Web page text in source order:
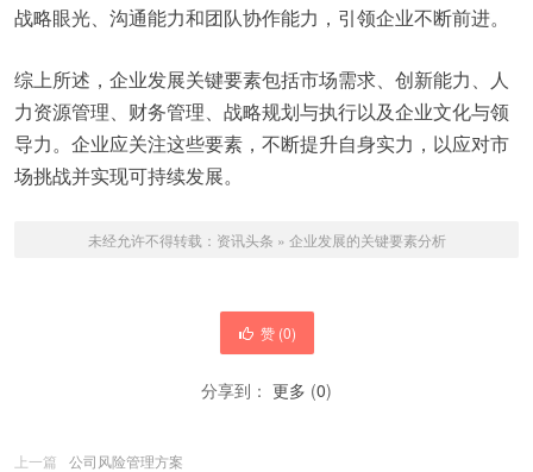
战略眼光、沟通能力和团队协作能力，引领企业不断前进。
综上所述，企业发展关键要素包括市场需求、创新能力、人
力资源管理、财务管理、战略规划与执行以及企业文化与领
导力。企业应关注这些要素，不断提升自身实力，以应对市
场挑战并实现可持续发展。
未经允许不得转载： 资讯头条 » 企业发展的关键要素分析
赞 (0)
分享到： 更多 (0)
上一篇
公司风险管理方案